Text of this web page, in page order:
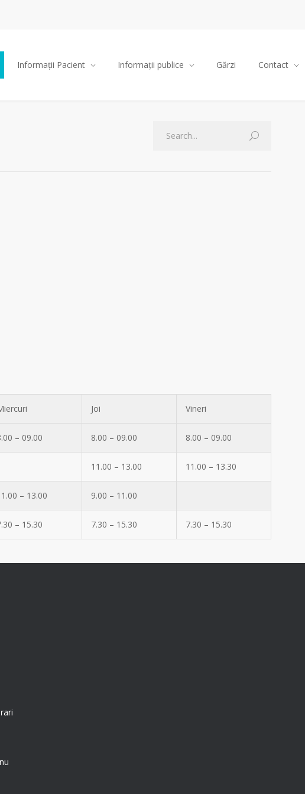
Informații Pacient Informații publice Gărzi Contact
Joi Vineri
– 09.00 8.00 – 09.00 8.00 – 09.00
11.00 – 13.00 11.00 – 13.30
– 13.00 9.00 – 11.00
– 15.30 7.30 – 15.30 7.30 – 15.30